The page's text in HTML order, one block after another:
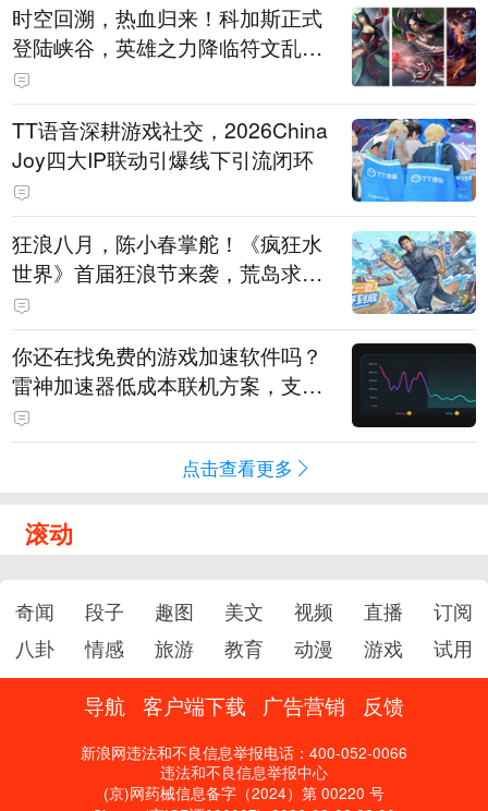
时空回溯，热血归来！科加斯正式
登陆峡谷，英雄之力降临符文乱
斗！
TT语音深耕游戏社交，2026China
Joy四大IP联动引爆线下引流闭环
狂浪八月，陈小春掌舵！《疯狂水
世界》首届狂浪节来袭，荒岛求生
直播即将开启
你还在找免费的游戏加速软件吗？
雷神加速器低成本联机方案，支持
免费试用
点击查看更多
滚动
奇闻 段子 趣图 美文 视频 直播
订阅
八卦
情感 旅游 教育 动漫 游戏 试用
导航 客户端下载 广告营销 反馈
新浪网违法和不良信息举报电话：400-052-0066
违法和不良信息举报中心
(京)网药械信息备字（2024）第 00220 号